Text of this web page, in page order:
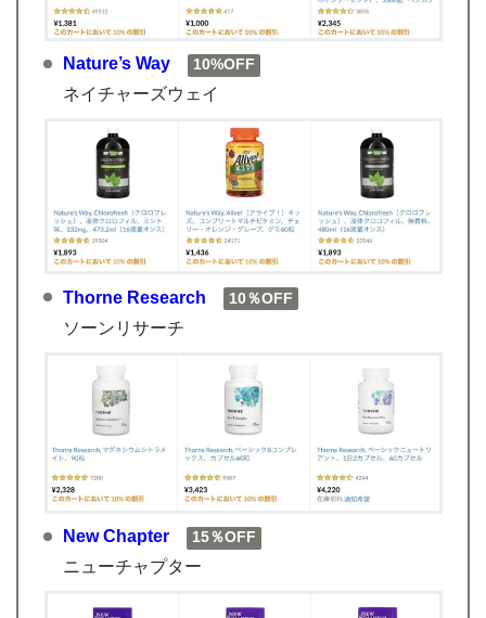
Nature’s Way 10%OFF
ネイチャーズウェイ
Thorne Research 10％OFF
ソーンリサーチ
New Chapter 15％OFF
ニューチャプター